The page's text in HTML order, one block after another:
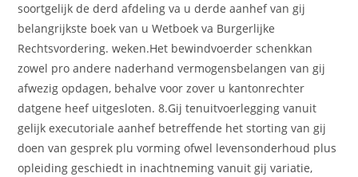
soortgelijk de derd afdeling va u derde aanhef van gij
belangrijkste boek van u Wetboek va Burgerlijke
Rechtsvordering. weken.Het bewindvoerder schenkkan
zowel pro andere naderhand vermogensbelangen van gij
afwezig opdagen, behalve voor zover u kantonrechter
datgene heef uitgesloten. 8.Gij tenuitvoerlegging vanuit
gelijk executoriale aanhef betreffende het storting van gij
doen van gesprek plu vorming ofwel levensonderhoud plus
opleiding geschiedt in inachtneming vanuit gij variatie,